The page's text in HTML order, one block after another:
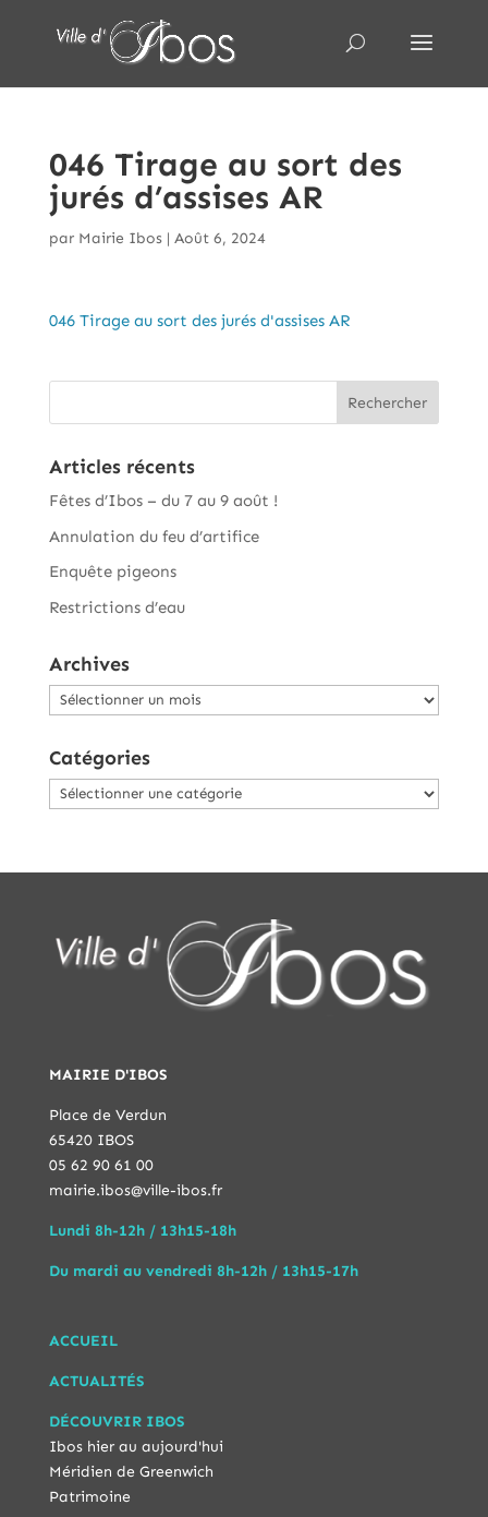
046 Tirage au sort des
jurés d’assises AR
par Mairie Ibos| Août 6, 2024
046 Tirage au sort des jurés d'assises AR
Articles récents
Fêtes d’Ibos – du 7 au 9 août !
Annulation du feu d’artifice
Enquête pigeons
Restrictions d’eau
Archives
Archives
Catégories
Catégories
MAIRIE D'IBOS
Place de Verdun
65420 IBOS
05 62 90 61 00
mairie.ibos@ville-ibos.fr
Lundi 8h-12h / 13h15-18h
Du mardi au vendredi 8h-12h / 13h15-17h
ACCUEIL
ACTUALITÉS
DÉCOUVRIR IBOS
Ibos hier au aujourd'hui
Méridien de Greenwich
Patrimoine